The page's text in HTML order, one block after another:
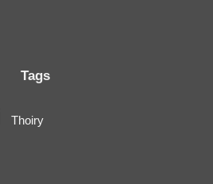
Tags
Thoiry